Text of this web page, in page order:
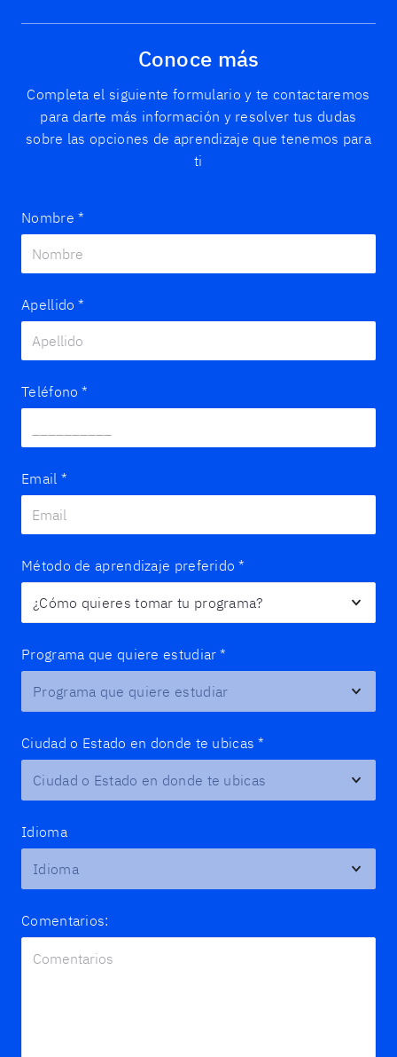
Conoce más
Completa el siguiente formulario y te contactaremos
para darte más información y resolver tus dudas
sobre las opciones de aprendizaje que tenemos para
ti
Nombre *
Apellido *
Teléfono *
Email *
Método de aprendizaje preferido *
Programa que quiere estudiar *
Ciudad o Estado en donde te ubicas *
Idioma
Comentarios: